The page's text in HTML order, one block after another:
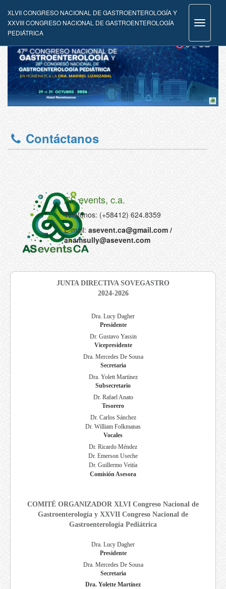
Toggle
XLVII CONGRESO NACIONAL DE GASTROENTEROLOGÍA Y
XXVIII CONGRESO NACIONAL DE GASTROENTEROLOGÍA
PEDIÁTRICA
Contáctanos
AS events, c.a.
Teléfonos: (+58412) 624.8359
E-mail: asevent.ca@gmail.com /
anamsully@asevent.com
JUNTA DIRECTIVA SOVEGASTRO
2024-2026
Dra. Lucy Dagher
Presidente
Dr. Gustavo Yassin
Vicepresidente
Dra. Mercedes De Sousa
Secretaria
Dra. Yolett Martínez
Subsecretario
Dr. Rafael Anato
Tesorero
Dr. Carlos Sánchez
Dr. William Folkmanas
Vocales
Dr. Ricardo Méndez
Dr. Emerson Useche
Dr. Guillermo Veitía
Comisión Asesora
COMITÉ ORGANIZADOR XLVI Congreso Nacional de
Gastroenterología y XXVII Congreso Nacional de
Gastroenterología Pediátrica
Dra. Lucy Dagher
Presidente
Dra. Mercedes De Sousa
Secretaria
Dra. Yolette Martínez